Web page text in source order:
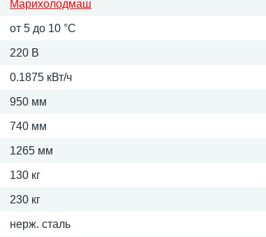
Марихолодмаш
от 5 до 10 °С
220 В
0.1875 кВт/ч
950 мм
740 мм
1265 мм
130 кг
230 кг
нерж. сталь